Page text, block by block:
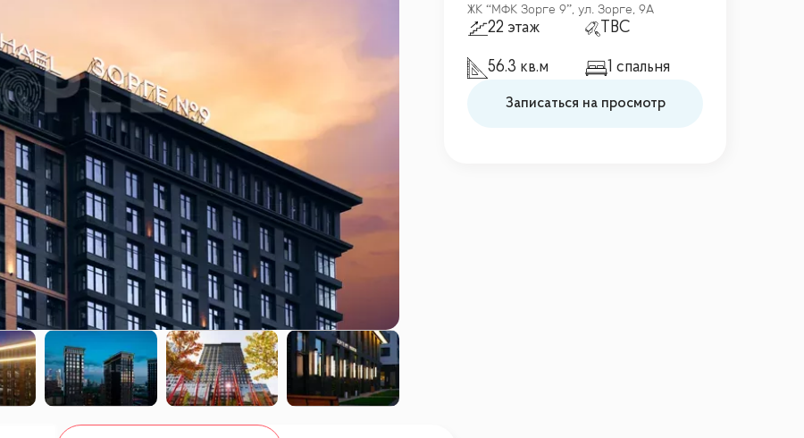
ЖК “МФК Зорге 9”, ул. Зорге, 9А
22 этаж TBC
56.3 кв.м 1 спальня
Записаться на просмотр